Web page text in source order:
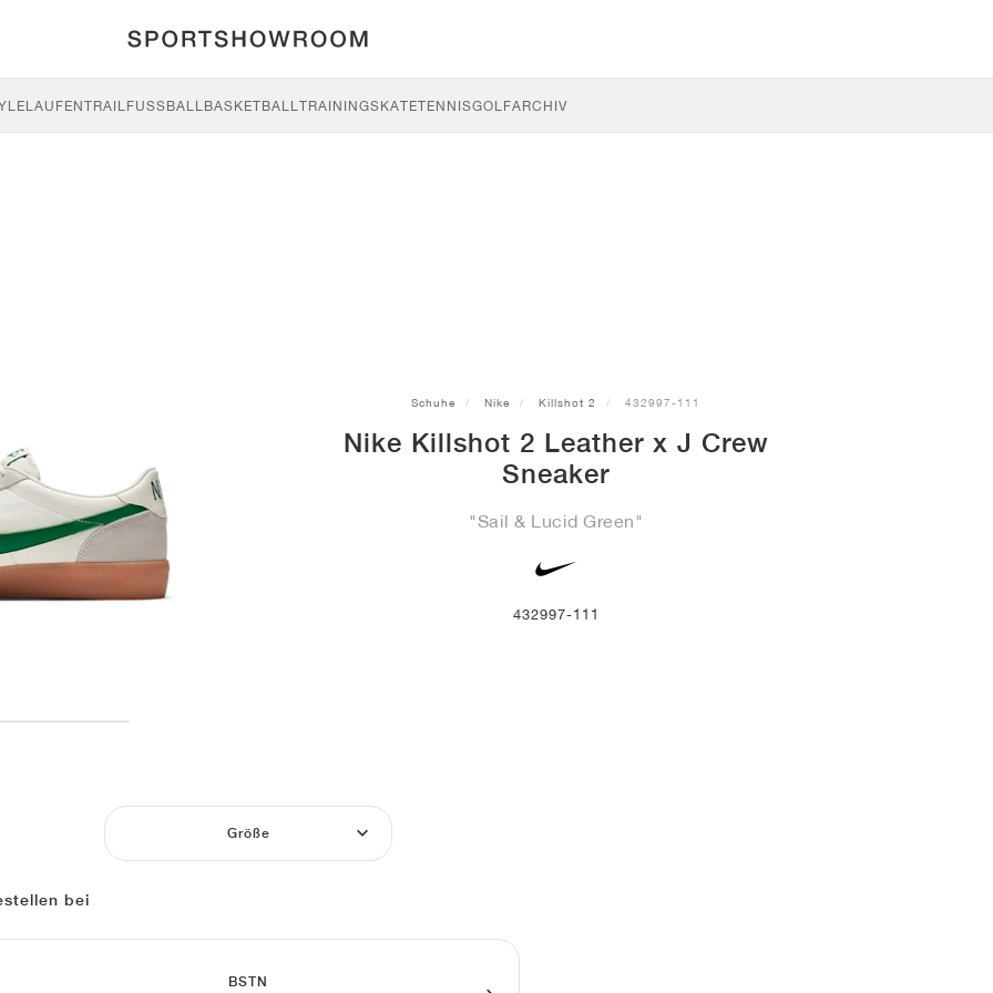
LAUFENTRAILFUSSBALL BASKETBALLTRAININGSKATETENNISGOLFARCHIV
Schuhe Nike Killshot 2 432997-111
Nike Killshot 2 Leather x J Crew
Sneaker
"Sail & Lucid Green"
432997-111
Größe
bei
BSTN